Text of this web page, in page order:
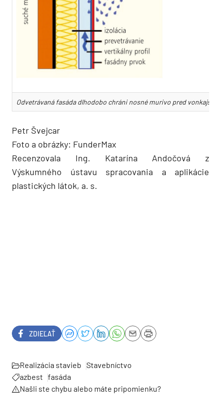
Odvetrávaná fasáda dlhodobo chráni nosné murivo pred
Petr Švejcar
Foto a obrázky: FunderMax
Recenzovala Ing. Katarína Andočová z
Výskumného ústavu spracovania a aplikácie
plastických látok, a. s.
ZDIEĽAŤ
Realizácia stavieb Stavebníctvo
azbest fasáda
Našli ste chybu alebo máte pripomienku?